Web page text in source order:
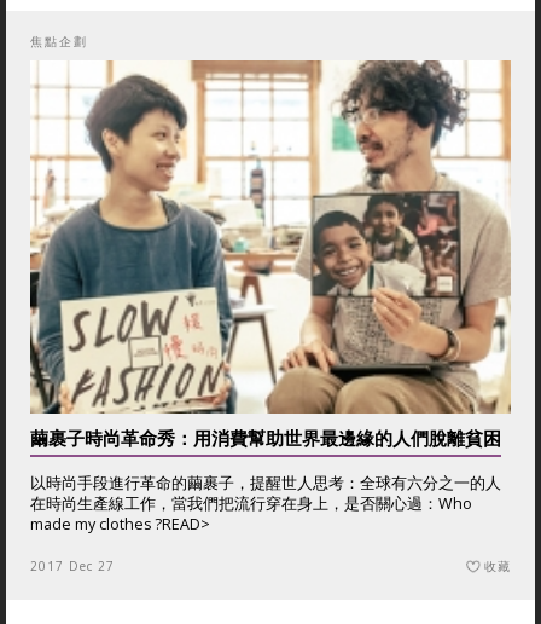
焦點企劃
繭裹子時尚革命秀：用消費幫助世界最邊緣的人們脫離貧困
以時尚手段進行革命的繭裹子，提醒世人思考：全球有六分之一的人
在時尚生產線工作，當我們把流行穿在身上，是否關心過：Who
made my clothes ?READ>
2017 Dec 27 收藏